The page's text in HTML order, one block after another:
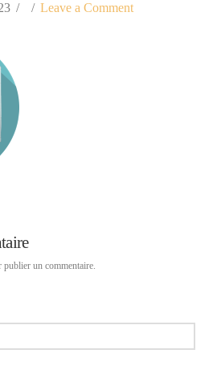
Leave a Comment
un commentaire.